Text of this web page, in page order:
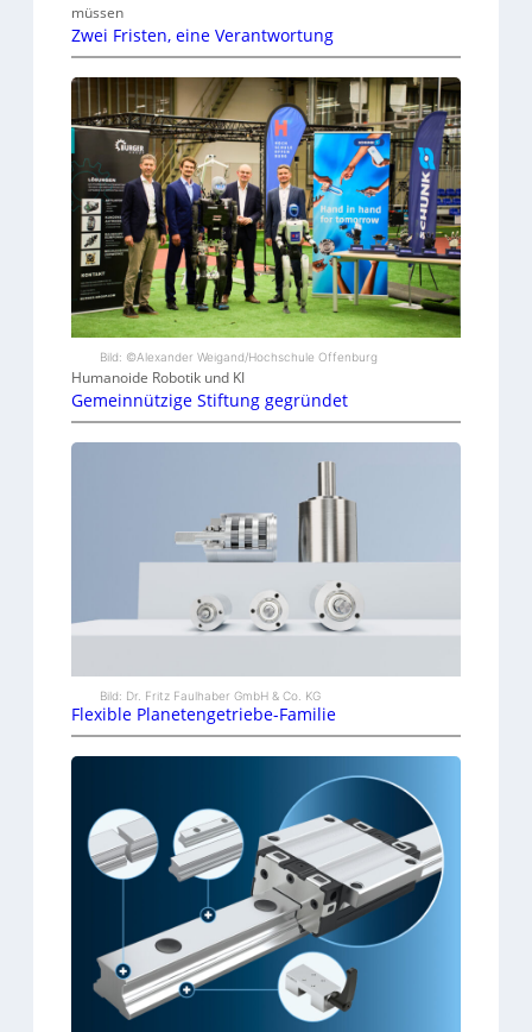
müssen
Zwei Fristen, eine Verantwortung
Bild: ©Alexander Weigand/Hochschule Offenburg
Humanoide Robotik und KI
Gemeinnützige Stiftung gegründet
Bild: Dr. Fritz Faulhaber GmbH & Co. KG
Flexible Planetengetriebe-Familie